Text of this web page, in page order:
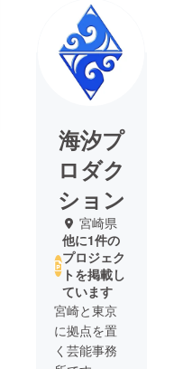
海汐プ
ロダク
ション
宮崎県
他に1件の
プロジェク
トを掲載し
ています
宮崎と東京
に拠点を置
く芸能事務